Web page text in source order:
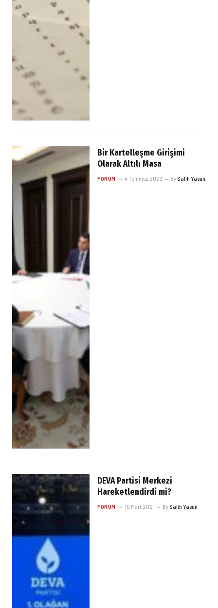
Bir Kartelleşme Girişimi
Olarak Altılı Masa
FORUM 4 Temmuz 2023 By Salih Yasun
DEVA Partisi Merkezi
Hareketlendirdi mi?
FORUM 10 Mart 2021 By Salih Yasun